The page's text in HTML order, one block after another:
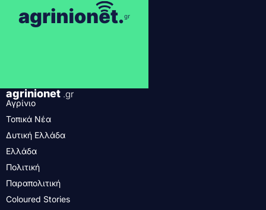
agrinionet .gr
Αγρίνιο
Τοπικά Νέα
Δυτική Ελλάδα
Ελλάδα
Πολιτική
Παραπολιτική
Coloured Stories